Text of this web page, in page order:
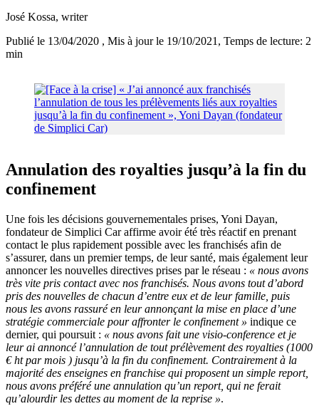
José Kossa, writer
Publié le 13/04/2020 , Mis à jour le 19/10/2021, Temps de lecture: 2
min
Annulation des royalties jusqu’à la fin du
confinement
Une fois les décisions gouvernementales prises, Yoni Dayan,
fondateur de Simplici Car affirme avoir été très réactif en prenant
contact le plus rapidement possible avec les franchisés afin de
s’assurer, dans un premier temps, de leur santé, mais également leur
annoncer les nouvelles directives prises par le réseau : « nous avons
très vite pris contact avec nos franchisés. Nous avons tout d’abord
pris des nouvelles de chacun d’entre eux et de leur famille, puis
nous les avons rassuré en leur annonçant la mise en place d’une
stratégie commerciale pour affronter le confinement » indique ce
dernier, qui poursuit : « nous avons fait une visio-conference et je
leur ai annoncé l’annulation de tout prélèvement des royalties (1000
€ ht par mois ) jusqu’à la fin du confinement. Contrairement à la
majorité des enseignes en franchise qui proposent un simple report,
nous avons préféré une annulation qu’un report, qui ne ferait
qu’alourdir les dettes au moment de la reprise ».